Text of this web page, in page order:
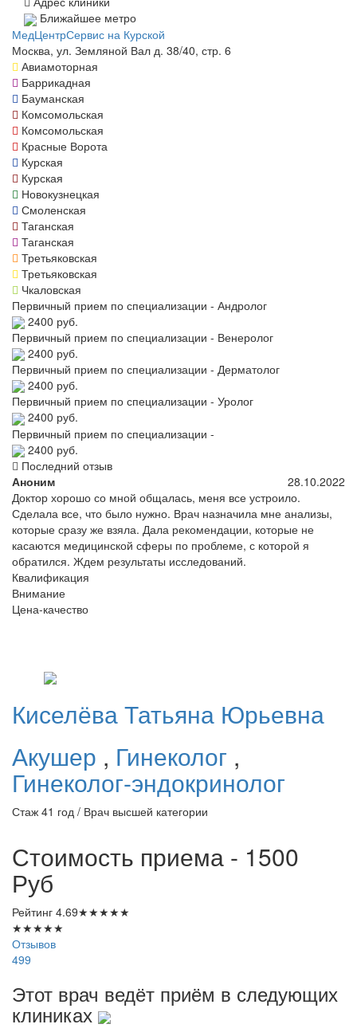
Ближайшее метро
МедЦентрСервис на Курской
Москва, ул. Земляной Вал д. 38/40, стр. 6
Авиамоторная
Баррикадная
Бауманская
Комсомольская
Комсомольская
Красные Ворота
Курская
Курская
Новокузнецкая
Смоленская
Таганская
Таганская
Третьяковская
Третьяковская
Чкаловская
Первичный прием по специализации - Андролог
2400 руб.
Первичный прием по специализации - Венеролог
2400 руб.
Первичный прием по специализации - Дерматолог
2400 руб.
Первичный прием по специализации - Уролог
2400 руб.
Первичный прием по специализации -
2400 руб.
Последний отзыв
Аноним
28.10.2022
Доктор хорошо со мной общалась, меня все устроило.
Сделала все, что было нужно. Врач назначила мне анализы,
которые сразу же взяла. Дала рекомендации, которые не
касаются медицинской сферы по проблеме, с которой я
обратился. Ждем результаты исследований.
Квалификация
Внимание
Цена-качество
КиселёваТатьяна Юрьевна
Акушер , Гинеколог ,
Гинеколог-эндокринолог
Стаж 41 год / Врач высшей категории
Стоимость приема - 1500
Руб
Рейтинг 4.69★★★★★
★★★★★
Отзывов
499
Этот врач ведёт приём в следующих
клиниках